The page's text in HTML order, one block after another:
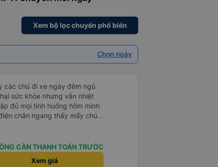
Xem bộ lọc chuyến phổ biến
Chọn ngày
các chú đi xe ngày đêm ngủ
sức khỏe nhưng vẫn nhiệt
đủ mọi tình huống hôm mình
chắn ngang thấy mấy chú
CẦN THANH TOÁN TRƯỚC
Xem giá